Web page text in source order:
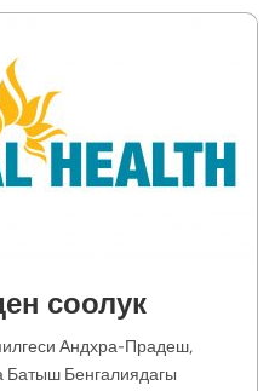
соолук
Андхра-Прадеш,
Батыш Бенгалиядагы